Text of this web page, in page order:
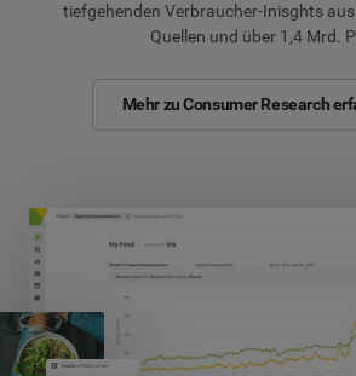
tiefgehenden Verbraucher-Inisghts
Quellen und über 1,4 Mrd.
Mehr zu Consumer Research